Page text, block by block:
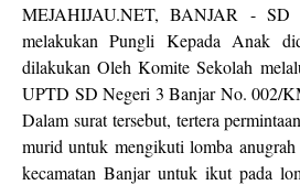
MEJAHIJAU.NET, BANJAR - SD
melakukan Pungli Kepada Anak
dilakukan Oleh Komite Sekolah
UPTD SD Negeri 3 Banjar No. 002/
Dalam surat tersebut, tertera
murid untuk mengikuti lomba
kecamatan Banjar untuk ikut pada